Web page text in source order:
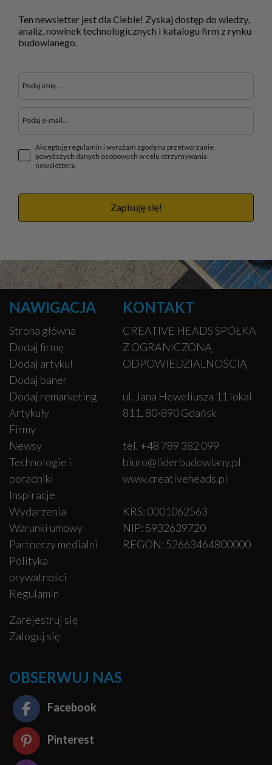
Ten newsletter jest dla Ciebie! Zyskaj dostęp do wiedzy,
analiz, nowinek technologicznych i katalogu firm z rynku
budowlanego.
Akceptuję regulamin i wyrażam zgodę na przetwarzanie
powyższych danych osobowych w celu otrzymywania
newslettera.
Zapisuję się!
NAWIGACJA
Strona główna
Dodaj firmę
Dodaj artykuł
Dodaj baner
Dodaj remarketing
Artykuły
Firmy
Newsy
Technologie i
poradniki
Inspiracje
Wydarzenia
Warunki umowy
Partnerzy medialni
Polityka
prywatności
Regulamin
Zarejestruj się
Zaloguj się
KONTAKT
CREATIVE HEADS SPÓŁKA
Z OGRANICZONĄ
ODPOWIEDZIALNOŚCIĄ
ul. Jana Heweliusza 11 lokal
811, 80-890 Gdańsk
tel. +48 789 382 099
biuro@liderbudowlany.pl
www.creativeheads.pl
KRS: 0001062563
NIP: 5932639720
REGON: 52663464800000
OBSERWUJ NAS
Facebook
Pinterest